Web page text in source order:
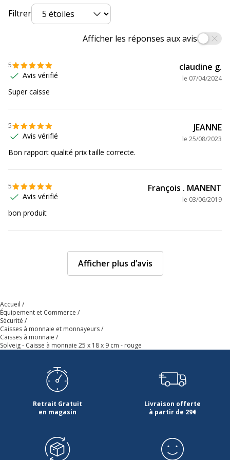
Filtrer
Afficher les réponses aux avis
5
Avis vérifié
claudine g.
le 07/04/2024
Super caisse
5
Avis vérifié
JEANNE
le 25/08/2023
Bon rapport qualité prix taille correcte.
5
Avis vérifié
François . MANENT
le 03/06/2019
bon produit
Afficher plus d’avis
Accueil
Équipement et Commerce
Sécurité
Caisses à monnaie et monnayeurs
Caisses à monnaie
Solveig - Caisse à monnaie 25 x 18 x 9 cm - rouge
Retrait Gratuit
en magasin
Livraison offerte
à partir de 29€